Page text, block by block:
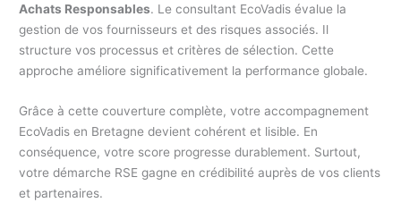
Achats Responsables. Le consultant EcoVadis évalue la
gestion de vos fournisseurs et des risques associés. Il
structure vos processus et critères de sélection. Cette
approche améliore significativement la performance globale.
Grâce à cette couverture complète, votre accompagnement
EcoVadis en Bretagne devient cohérent et lisible. En
conséquence, votre score progresse durablement. Surtout,
votre démarche RSE gagne en crédibilité auprès de vos clients
et partenaires.